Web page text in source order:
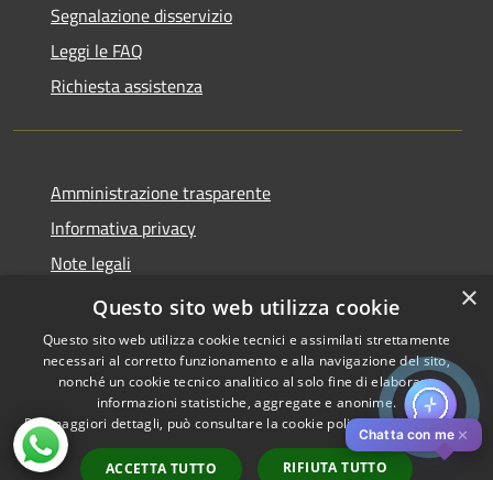
Segnalazione disservizio
Leggi le FAQ
Richiesta assistenza
Amministrazione trasparente
Informativa privacy
Note legali
Dichiarazione di accessibilità
Accessibilità
Privacy
Copyright © 2026 • Comune di
Pistoia • Powered by
Municipium•
Accesso
Chatta con me ✕
×
Questo sito web utilizza cookie
Questo sito web utilizza cookie tecnici e assimilati strettamente
necessari al corretto funzionamento e alla navigazione del sito,
nonché un cookie tecnico analitico al solo fine di elaborare
informazioni statistiche, aggregate e anonime.
Per maggiori dettagli, può consultare la cookie policy al seguentelink
ACCETTA TUTTO RIFIUTA TUTTO